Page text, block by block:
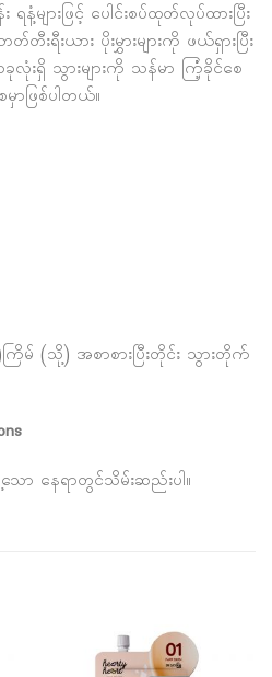
နံ့များဖြင့် ပေါင်းစပ်ထုတ်လုပ်ထားပြီး
းရီးယား ပိုးမွှားများကို ဖယ်ရှားပြီး
းရှိ သွားများကို သန်မာ ကြံံ့ခိုင်စေ
ာဖြစ်ပါတယ်။
မ် (သို့) အစာစားပြီးတိုင်း သွားတိုက်
ာ နေရာတွင်သိမ်းဆည်းပါ။